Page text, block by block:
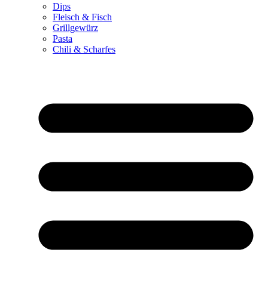
Dips
Fleisch & Fisch
Grillgewürz
Pasta
Chili & Scharfes